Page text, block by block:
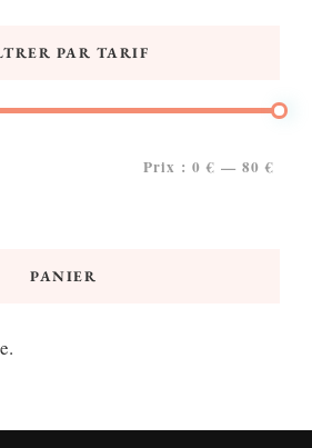
PAR TARIF
Prix : 0 € — 80 €
PANIER